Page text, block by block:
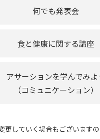
何でも発表会
食と健康に関する講座
アサーションを学んでみよ
（コミュニケーション）
していく場合もございますの